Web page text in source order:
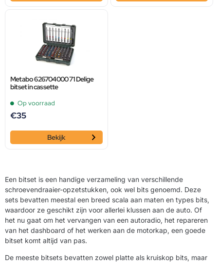
Metabo 626704000 71 Delige
bitset in cassette
Op voorraad
€35
Bekijk
Een bitset is een handige verzameling van verschillende
schroevendraaier-opzetstukken, ook wel bits genoemd. Deze
sets bevatten meestal een breed scala aan maten en types bits,
waardoor ze geschikt zijn voor allerlei klussen aan de auto. Of
het nu gaat om het vervangen van een autoradio, het repareren
van het dashboard of het werken aan de motorkap, een goede
bitset komt altijd van pas.
De meeste bitsets bevatten zowel platte als kruiskop bits, maar